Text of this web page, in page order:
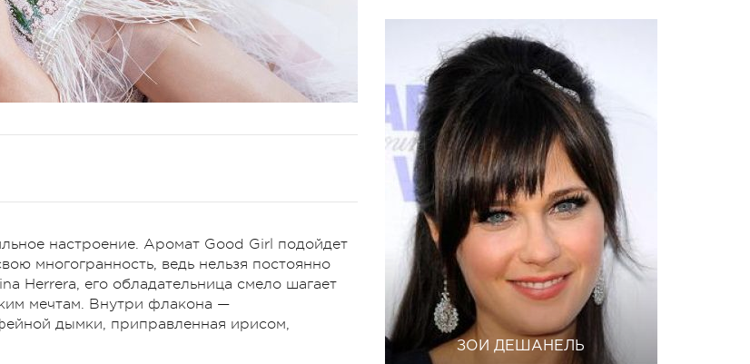
настроение. Аромат Good Girl подойдет
многогранность, ведь нельзя постоянно
Herrera, его обладательница смело шагает
мечтам. Внутри флакона —
дымки, приправленная ирисом,
ЗОИ ДЕШАНЕЛЬ